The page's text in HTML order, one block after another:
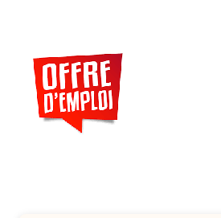
contenu
principal